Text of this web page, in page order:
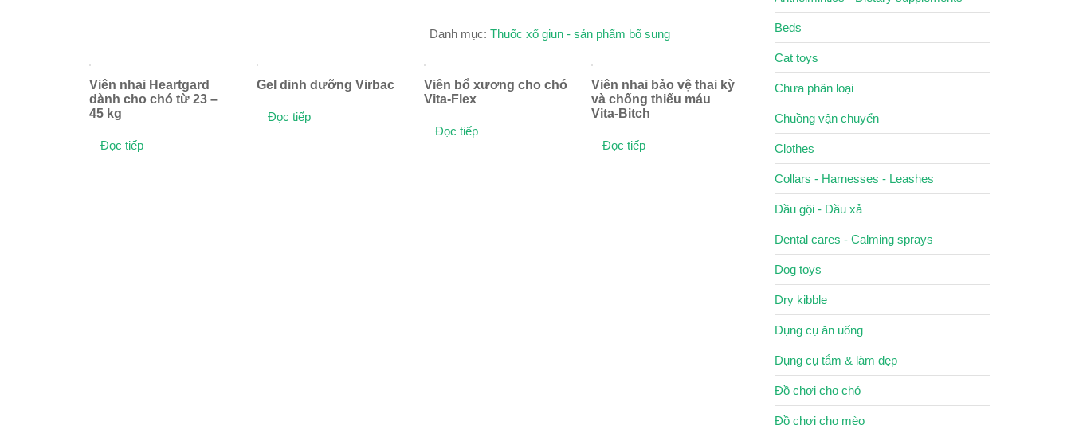
Danh mục: Thuốc xổ giun - sản phẩm bổ sung
Viên nhai Heartgard
dành cho chó từ 23 –
45 kg
Đọc tiếp
Gel dinh dưỡng Virbac
Đọc tiếp
Viên bổ xương cho chó
Vita-Flex
Đọc tiếp
Viên nhai bảo vệ thai kỳ
và chống thiếu máu
Vita-Bitch
Đọc tiếp
Beds
Cat toys
Chưa phân loại
Chuồng vận chuyển
Clothes
Collars - Harnesses - Leashes
Dầu gội - Dầu xả
Dental cares - Calming sprays
Dog toys
Dry kibble
Dụng cụ ăn uống
Dụng cụ tắm & làm đẹp
Đồ chơi cho chó
Đồ chơi cho mèo